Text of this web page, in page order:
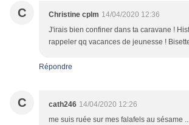
C Christine cplm 14/04/2020 12:36
J'irais bien confiner dans ta caravane !
rappeler qq vacances de jeunesse !
Répondre
C cath246 14/04/2020 12:26
me suis ruée sur mes falafels au sésame